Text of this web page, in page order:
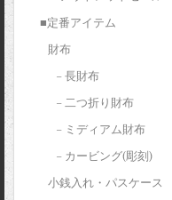
■定番アイテム
財布
– 長財布
– 二つ折り財布
– ミディアム財布
– カービング(彫刻)
小銭入れ・パスケース